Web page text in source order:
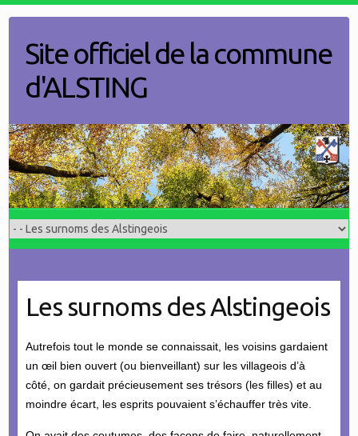
contentSite officiel de la commune
d'ALSTING
Les surnoms des Alstingeois
Autrefois tout le monde se connaissait, les voisins gardaient
un œil bien ouvert (ou bienveillant) sur les villageois d’à
côté, on gardait précieusement ses trésors (les filles) et au
moindre écart, les esprits pouvaient s’échauffer très vite.